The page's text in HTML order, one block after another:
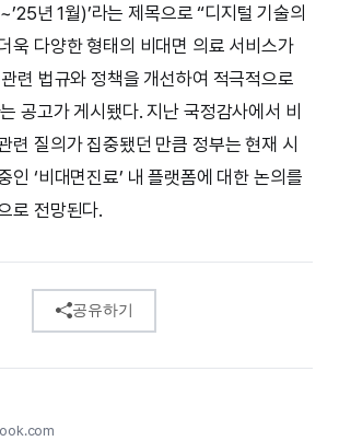
년 1월)’라는 제목으로 “디지털 기술의
욱 다양한 형태의 비대면 의료 서비스가
련 법규와 정책을 개선하여 적극적으로
공고가 게시됐다. 지난 국정감사에서 비
련 질의가 집중됐던 만큼 정부는 현재 시
인 ‘비대면진료’ 내 플랫폼에 대한 논의를
로 전망된다.
공유하기